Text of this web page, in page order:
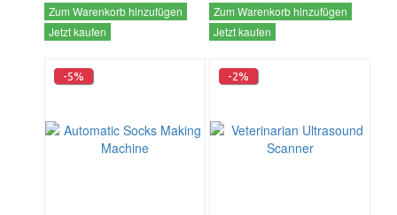
Zum Warenkorb hinzufügen
Jetzt kaufen
Zum Warenkorb hinzufügen
Jetzt kaufen
-5% -2%